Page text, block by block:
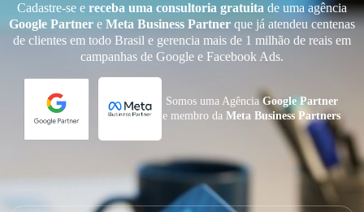
Cadastre-se e receba uma consultoria gratuita de uma agência
Google Partner e Meta Business Partner que já atendeu centenas
de clientes em todo Brasil e gerencia mais de 1 milhão de reais em
campanhas de Google e Facebook Ads.
Somos uma AgênciaGoogle Partner
e membro daMeta Business Partners